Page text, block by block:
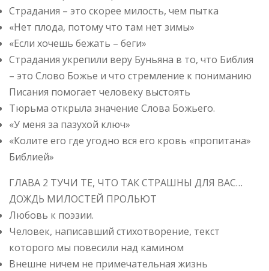
Страдания – это скорее милость, чем пытка
«Нет плода, потому что там нет зимы»
«Если хочешь бежать – беги»
Страдания укрепили веру Буньяна в то, что Библия
– это Слово Божье и что стремление к пониманию
Писания помогает человеку выстоять
Тюрьма открыла значение Слова Божьего.
«У меня за пазухой ключ»
«Колите его где угодно вся его кровь «пропитана»
Библией»
ГЛАВА 2 ТУЧИ ТЕ, ЧТО ТАК СТРАШНЫ ДЛЯ ВАС…
ДОЖДЬ МИЛОСТЕЙ ПРОЛЬЮТ
Любовь к поэзии.
Человек, написавший стихотворение, текст
которого мы повесили над камином
Внешне ничем не примечательная жизнь